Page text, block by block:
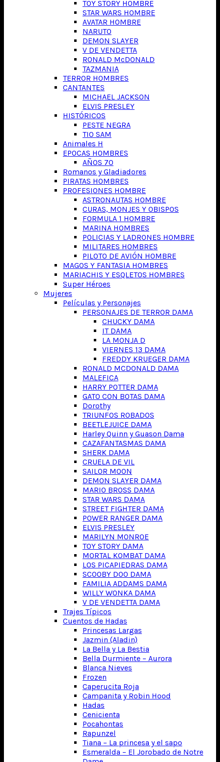
TOY STORY HOMBRE
STAR WARS HOMBRE
AVATAR HOMBRE
NARUTO
DEMON SLAYER
V DE VENDETTA
RONALD McDONALD
TAZMANIA
TERROR HOMBRES
CANTANTES
MICHAEL JACKSON
ELVIS PRESLEY
HISTÓRICOS
PESTE NEGRA
TIO SAM
Animales H
EPOCAS HOMBRES
AÑOS 70
Romanos y Gladiadores
PIRATAS HOMBRES
PROFESIONES HOMBRE
ASTRONAUTAS HOMBRE
CURAS, MONJES Y OBISPOS
FORMULA 1 HOMBRE
MARINA HOMBRES
POLICIAS Y LADRONES HOMBRE
MILITARES HOMBRES
PILOTO DE AVIÓN HOMBRE
MAGOS Y FANTASIA HOMBRES
MARIACHIS Y ESQLETOS HOMBRES
Super Héroes
Mujeres
Películas y Personajes
PERSONAJES DE TERROR DAMA
CHUCKY DAMA
IT DAMA
LA MONJA D
VIERNES 13 DAMA
FREDDY KRUEGER DAMA
RONALD MCDONALD DAMA
MALEFICA
HARRY POTTER DAMA
GATO CON BOTAS DAMA
Dorothy
TRIUNFOS ROBADOS
BEETLEJUICE DAMA
Harley Quinn y Guason Dama
CAZAFANTASMAS DAMA
SHERK DAMA
CRUELA DE VIL
SAILOR MOON
DEMON SLAYER DAMA
MARIO BROSS DAMA
STAR WARS DAMA
STREET FIGHTER DAMA
POWER RANGER DAMA
ELVIS PRESLEY
MARILYN MONROE
TOY STORY DAMA
MORTAL KOMBAT DAMA
LOS PICAPIEDRAS DAMA
SCOOBY DOO DAMA
FAMILIA ADDAMS DAMA
WILLY WONKA DAMA
V DE VENDETTA DAMA
Trajes Típicos
Cuentos de Hadas
Princesas Largas
Jazmin (Aladin)
La Bella y La Bestia
Bella Durmiente – Aurora
Blanca Nieves
Frozen
Caperucita Roja
Campanita y Robin Hood
Hadas
Cenicienta
Pocahontas
Rapunzel
Tiana – La princesa y el sapo
Esmeralda – El Jorobado de Notre